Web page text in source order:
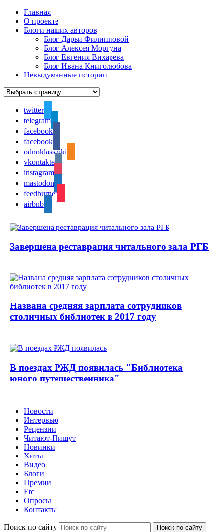
Главная
О проекте
Блоги наших авторов
Блог Дарьи Филипповой
Блог Алексея Моргуна
Блог Евгения Вихарева
Блог Ивана Книголюбова
Невыдуманные истории
twitter
telegram
facebook
facebook
odnoklassniki
vkontakte
instagram
mastodon
feedburner
airbnb
Завершена реставрация читального зала РГБ
Названа средняя зарплата сотрудников
столичных библиотек в 2017 году
В поездах РЖД появилась "Библиотека
юного путешественника"
Новости
Интервью
Рецензии
Читают-Пишут
Новинки
Хиты
Видео
Блоги
Премии
Etc
Опросы
Контакты
Поиск по сайту